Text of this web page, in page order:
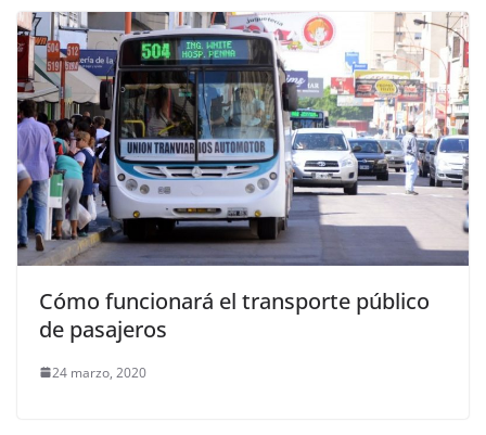
Cómo funcionará el transporte público
de pasajeros
24 marzo, 2020